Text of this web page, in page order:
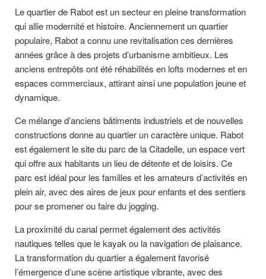
Le quartier de Rabot est un secteur en pleine transformation
qui allie modernité et histoire. Anciennement un quartier
populaire, Rabot a connu une revitalisation ces dernières
années grâce à des projets d’urbanisme ambitieux. Les
anciens entrepôts ont été réhabilités en lofts modernes et en
espaces commerciaux, attirant ainsi une population jeune et
dynamique.
Ce mélange d’anciens bâtiments industriels et de nouvelles
constructions donne au quartier un caractère unique. Rabot
est également le site du parc de la Citadelle, un espace vert
qui offre aux habitants un lieu de détente et de loisirs. Ce
parc est idéal pour les familles et les amateurs d’activités en
plein air, avec des aires de jeux pour enfants et des sentiers
pour se promener ou faire du jogging.
La proximité du canal permet également des activités
nautiques telles que le kayak ou la navigation de plaisance.
La transformation du quartier a également favorisé
l’émergence d’une scène artistique vibrante, avec des